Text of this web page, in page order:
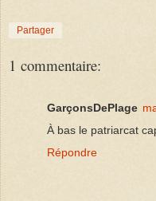
Partager
1 commentaire:
GarçonsDePlage
À bas le patriarcat
Répondre